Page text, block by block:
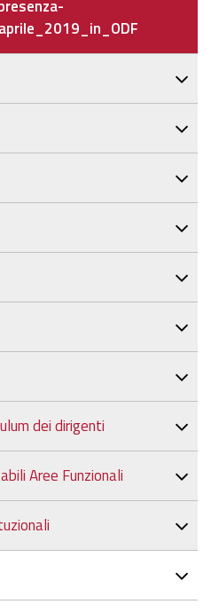
dei dirigenti
Aree Funzionali